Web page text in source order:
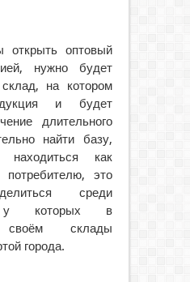
открыть оптовый
нужно будет
на котором
и будет
длительного
найти базу,
находиться как
это
среди
у которых в
своём склады
города.